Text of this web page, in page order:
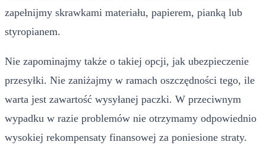
zapełnijmy skrawkami materiału, papierem, pianką lub
styropianem.
Nie zapominajmy także o takiej opcji, jak ubezpieczenie
przesyłki. Nie zaniżajmy w ramach oszczędności tego, ile
warta jest zawartość wysyłanej paczki. W przeciwnym
wypadku w razie problemów nie otrzymamy odpowiednio
wysokiej rekompensaty finansowej za poniesione straty.